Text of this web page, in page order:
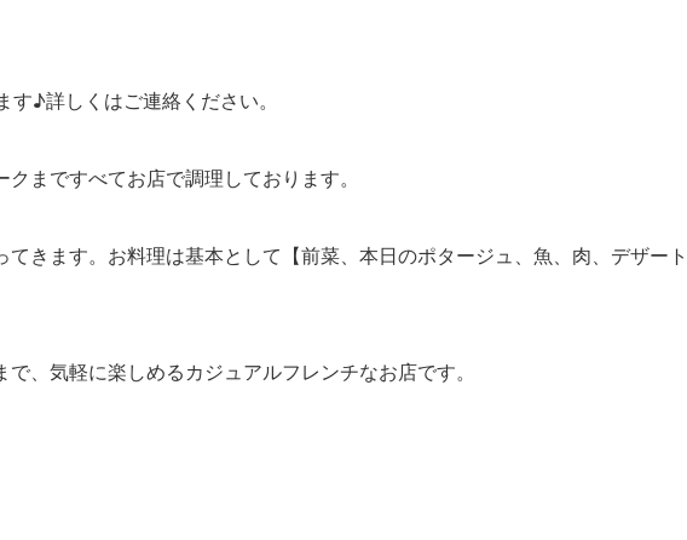
♪詳しくはご連絡ください。
まですべてお店で調理しております。
きます。お料理は基本として【前菜、本日のポタージュ、魚、肉、デザー
、気軽に楽しめるカジュアルフレンチなお店です。